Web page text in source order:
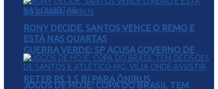
GUERRA VERDE: SP ACUSA GOVERNO DE
RETER R$ 3,5 BI PARA ÔNIBUS
RONY DECIDE, SANTOS VENCE O REMO E
ESTÁ NAS QUARTAS
JOGOS DE HOJE: COPA DO BRASIL TEM